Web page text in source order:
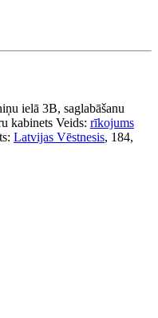
ielā 3B, saglabāšanu
kabinets Veids: rīkojums
Latvijas Vēstnesis, 184,